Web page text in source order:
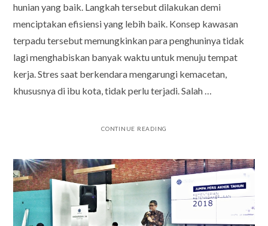
hunian yang baik. Langkah tersebut dilakukan demi
menciptakan efisiensi yang lebih baik. Konsep kawasan
terpadu tersebut memungkinkan para penghuninya tidak
lagi menghabiskan banyak waktu untuk menuju tempat
kerja. Stres saat berkendara mengarungi kemacetan,
khususnya di ibu kota, tidak perlu terjadi. Salah …
CONTINUE READING